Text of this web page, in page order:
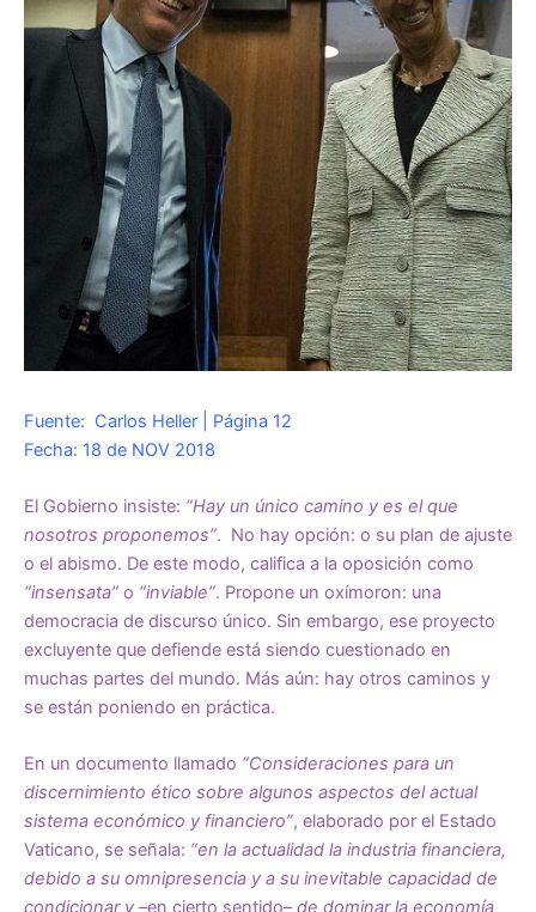
Fuente: Carlos Heller | Página 12
Fecha: 18 de NOV 2018
El Gobierno insiste: “Hay un único camino y es el que
nosotros proponemos”. No hay opción: o su plan de ajuste
o el abismo. De este modo, califica a la oposición como
“insensata” o “inviable”. Propone un oxímoron: una
democracia de discurso único. Sin embargo, ese proyecto
excluyente que defiende está siendo cuestionado en
muchas partes del mundo. Más aún: hay otros caminos y
se están poniendo en práctica.
En un documento llamado “Consideraciones para un
discernimiento ético sobre algunos aspectos del actual
sistema económico y financiero”, elaborado por el Estado
Vaticano, se señala: “en la actualidad la industria financiera,
debido a su omnipresencia y a su inevitable capacidad de
condicionar y –en cierto sentido–de dominar la economía